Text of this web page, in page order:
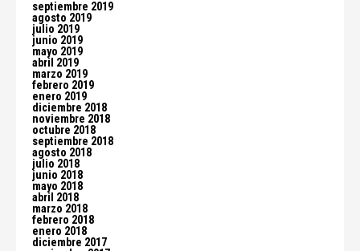
septiembre 2019
agosto 2019
julio 2019
junio 2019
mayo 2019
abril 2019
marzo 2019
febrero 2019
enero 2019
diciembre 2018
noviembre 2018
octubre 2018
septiembre 2018
agosto 2018
julio 2018
junio 2018
mayo 2018
abril 2018
marzo 2018
febrero 2018
enero 2018
diciembre 2017